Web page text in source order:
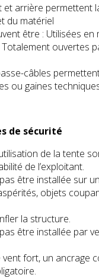
et arrière permettent
du matériel
être : Utilisées en
ouvertes
câbles
ou gaines
de sécurité
de la tente
de l’exploitant.
être installée sur
objets
la structure.
être installée par
vent fort, un ancrage